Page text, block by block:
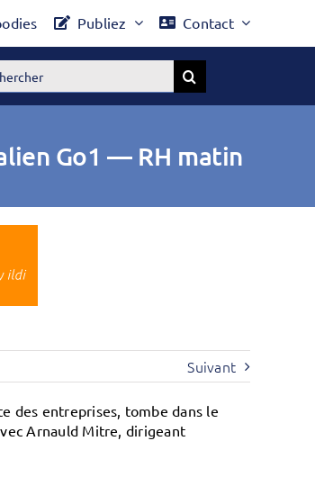
Publiez Contact
Go1 — RH matin
Suivant
des entreprises, tombe dans le
Arnauld Mitre, dirigeant